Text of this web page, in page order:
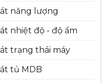
năng lượng
nhiệt độ - độ ẩm
trạng thái máy
tủ MDB